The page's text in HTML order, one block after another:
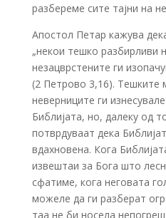
разбереме сите тајни на
Апостол Петар кажува
„некои тешко разбирливи
незацврстените ги
(2 Петрово 3,16). Тешките
неверниците ги
Библијата, но, далеку од
потврдуваат дека
вдахновена. Кога
извештаи за Бога што
сфатиме, кога неговата
можеле да ги разберат
таа не би носела